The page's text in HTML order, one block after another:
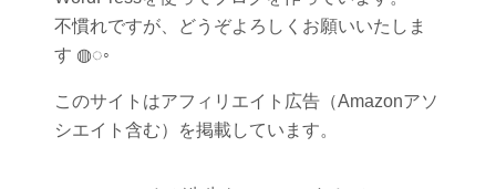
不慣れですが、どうぞよろしくお願いいたしま
す ◍◌◦
このサイトはアフィリエイト広告（Amazonアソ
シエイト含む）を掲載しています。